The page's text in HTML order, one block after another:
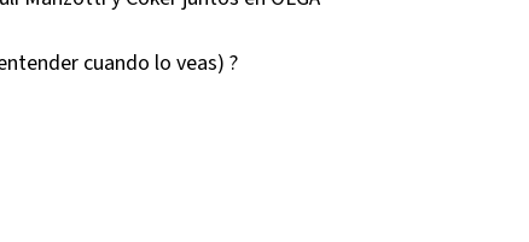
cuando lo veas) ?